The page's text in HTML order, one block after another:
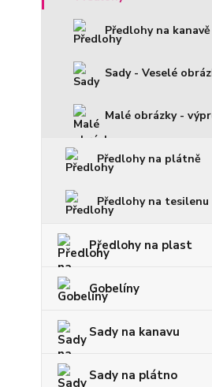
Předlohy na kanavě
Sady - Veselé
Malé obrázky -
Předlohy na plátně
Předlohy na tesilenu
Předlohy na plast
Gobelíny
Sady na kanavu
Sady na plátno